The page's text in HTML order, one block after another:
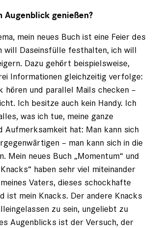
Augenblick genießen?
mein neues Buch ist eine Feier des
will Daseinsfülle festhalten, ich will
Dazu gehört beispielsweise,
Informationen gleichzeitig verfolge:
hören und parallel Mails checken –
Ich besitze auch kein Handy. Ich
was ich tue, meine ganze
Aufmerksamkeit hat: Man kann sich
– man kann sich in die
Mein neues Buch „Momentum“ und
haben sehr viel miteinander
Vaters, dieses schockhafte
ist mein Knacks. Der andere Knacks
zu sein, ungeliebt zu
Augenblicks ist der Versuch, der